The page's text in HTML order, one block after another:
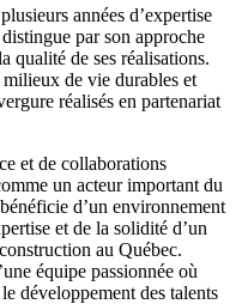
années d’expertise
par son approche
qualité de ses réalisations.
de vie durables et
réalisés en partenariat
et de collaborations
un acteur important du
d’un environnement
et de la solidité d’un
au Québec.
équipe passionnée où
développement des talents